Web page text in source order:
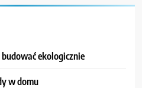
ekologicznie
w domu